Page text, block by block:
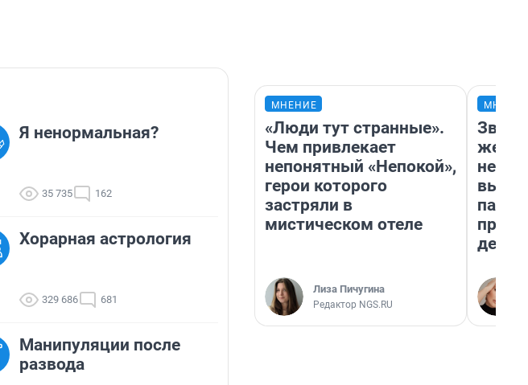
Я ненормальная?
35 735 162
Хорарная астрология
329 686 681
Манипуляции после
развода
МНЕНИЕ
«Люди тут странные».
Чем привлекает
непонятный «Непокой»,
герои которого
застряли в
мистическом отеле
Лиза Пичугина
Редактор NGS.RU
день